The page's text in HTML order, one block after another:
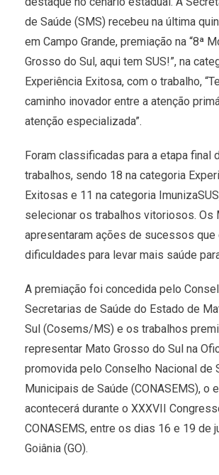
de Saúde (SMS) recebeu na última
em Campo Grande, premiação na “8ª
Grosso do Sul, aqui tem SUS!”, na
Experiência Exitosa, com o trabalho,
caminho inovador entre a atenção
atenção especializada”.
Foram classificadas para a etapa final
trabalhos, sendo 18 na categoria
Exitosas e 11 na categoria
selecionar os trabalhos vitoriosos. Os
apresentaram ações de sucessos que
dificuldades para levar mais saúde
A premiação foi concedida pelo
Secretarias de Saúde do Estado de
Sul (Cosems/MS) e os trabalhos
representar Mato Grosso do Sul na
promovida pelo Conselho Nacional de
Municipais de Saúde (CONASEMS), o
acontecerá durante o XXXVII
CONASEMS, entre os dias 16 e 19 de
Goiânia (GO).